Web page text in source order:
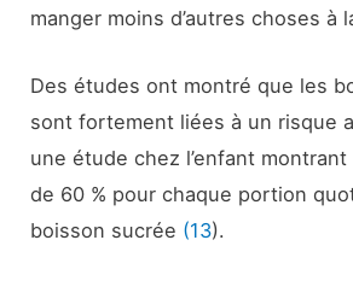
manger moins d’autres choses à
Des études ont montré que les
sont fortement liées à un risque
une étude chez l’enfant
de 60 % pour chaque portion
boisson sucrée (13).